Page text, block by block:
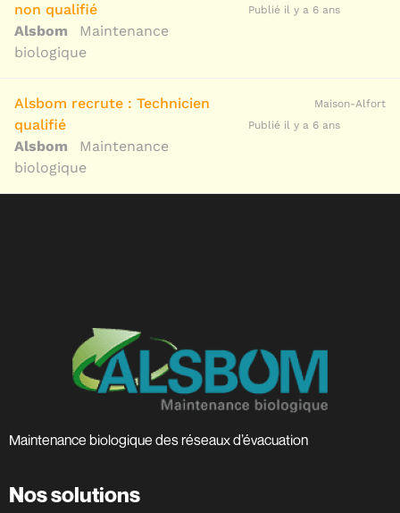
non qualifié
Alsbom
Maintenance
biologique
Publié il y a 6 ans
Alsbom recrute : Technicien
qualifié
Alsbom
Maintenance
biologique
Maison-Alfort
Publié il y a 6 ans
Maintenance biologique des réseaux d’évacuation
Nos solutions